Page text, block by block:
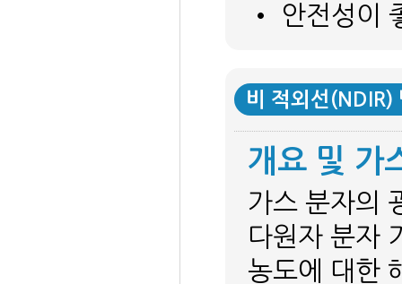
• 안전성이
비 적외선(NDIR)
개요 및 가
가스 분자의
다원자 분자
농도에 대한